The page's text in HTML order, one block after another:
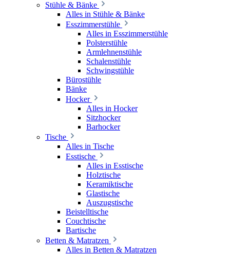
Stühle & Bänke
Alles in Stühle & Bänke
Esszimmerstühle
Alles in Esszimmerstühle
Polsterstühle
Armlehnenstühle
Schalenstühle
Schwingstühle
Bürostühle
Bänke
Hocker
Alles in Hocker
Sitzhocker
Barhocker
Tische
Alles in Tische
Esstische
Alles in Esstische
Holztische
Keramiktische
Glastische
Auszugstische
Beistelltische
Couchtische
Bartische
Betten & Matratzen
Alles in Betten & Matratzen